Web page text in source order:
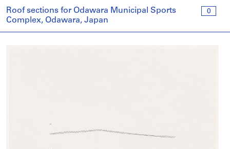
0
Roof sections for Odawara Municipal Sports
Complex, Odawara, Japan